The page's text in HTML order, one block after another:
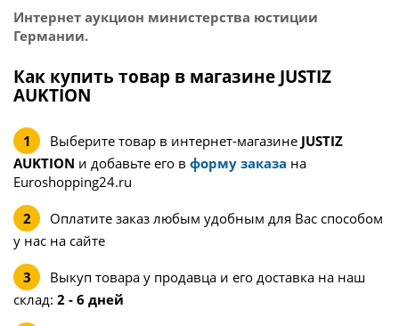
Интернет аукцион министерства юстиции
Германии.
Как купить товар в магазине JUSTIZ
AUKTION
Выберите товар в интернет-магазине JUSTIZ
AUKTION и добавьте его в форму заказа на
Euroshopping24.ru
Оплатите заказ любым удобным для Вас способом
у нас на сайте
Выкуп товара у продавца и его доставка на наш
склад: 2 - 6 дней